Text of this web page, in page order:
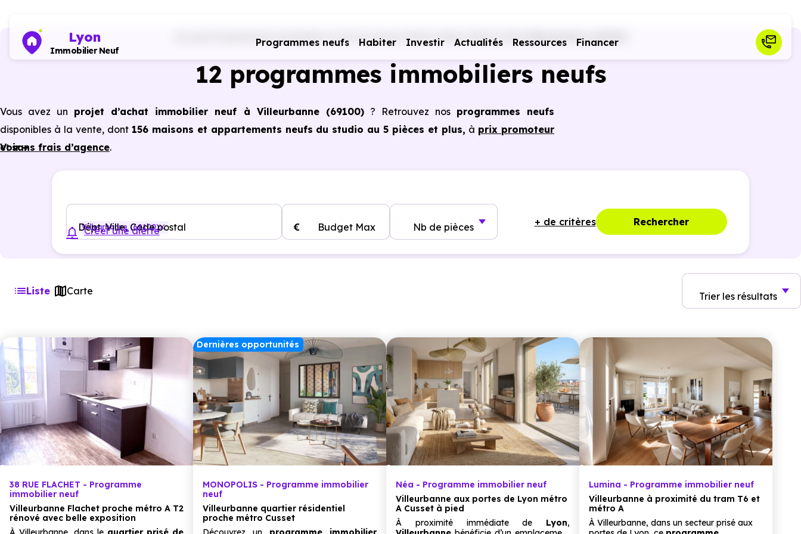
Lyon
Immobilier Neuf
Programmes neufs Habiter Investir Actualités Ressources Financer
Programmes immobiliers neufs Auvergne-Rhône-Alpes Rhône (69) Villeurbanne (69100)
12 programmes immobiliers neufs
Vous avez un projet d’achat immobilier neuf à Villeurbanne (69100)? Retrouvez nos programmes neufs
disponibles à la vente, dont 156 maisons et appartements neufs du studio au 5 pièces et plus, à prix promoteur
etsans frais d’agence.
garanties constructeur, etc.
Voir +
Dépt, Ville, Code postal
Villeurbanne (69100) Budget Max
€ Nb de pièces + de critères Rechercher
Créer une alerte
Liste Carte Trier les résultats
38 RUE FLACHET - Programme
immobilier neuf
Villeurbanne Flachet proche métro A T2
rénové avec belle exposition
Dernières opportunités
MONOPOLIS - Programme immobilier
neuf
Villeurbanne quartier résidentiel
proche métro Cusset
Néa - Programme immobilier neuf
Villeurbanne aux portes de Lyon métro
A Cusset à pied
À proximité immédiate de Lyon,
Lumina - Programme immobilier neuf
Villeurbanne à proximité du tram T6 et
métro A
À Villeurbanne, dans un secteur prisé aux